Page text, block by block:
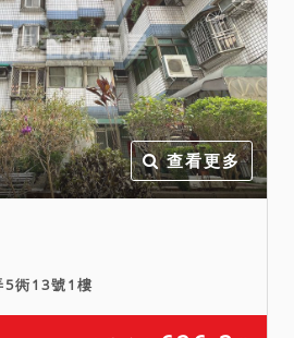
投標人自行斟酌查明，
拍賣物買受人就物之瑕
擔保請求權，故拍定後
得以拍賣公告未記載而
減少價金或聲請撤銷拍
本件標的物原所有權人
應由拍定人自行查明後
關單位洽商解決，不得
查看更多
5衖13號1樓